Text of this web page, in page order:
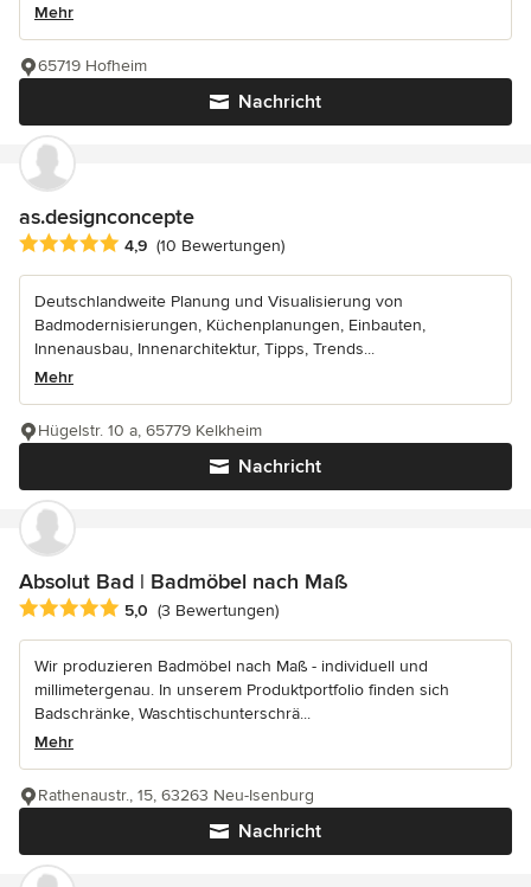
Mehr
Nachricht
65719 Hofheim
as.designconcepte
Durchschnittliche Bewertung: 4.9 von 5 Sternen
4,9 (10 Bewertungen)
Deutschlandweite Planung und Visualisierung von
Badmodernisierungen, Küchenplanungen, Einbauten,
Innenausbau, Innenarchitektur, Tipps, Trends...
Mehr
Nachricht
Hügelstr. 10 a, 65779 Kelkheim
Absolut Bad | Badmöbel nach Maß
Durchschnittliche Bewertung: 5 von 5 Sternen
5,0 (3 Bewertungen)
Wir produzieren Badmöbel nach Maß - individuell und
millimetergenau. In unserem Produktportfolio finden sich
Badschränke, Waschtischunterschrä...
Mehr
Nachricht
Rathenaustr., 15, 63263 Neu-Isenburg